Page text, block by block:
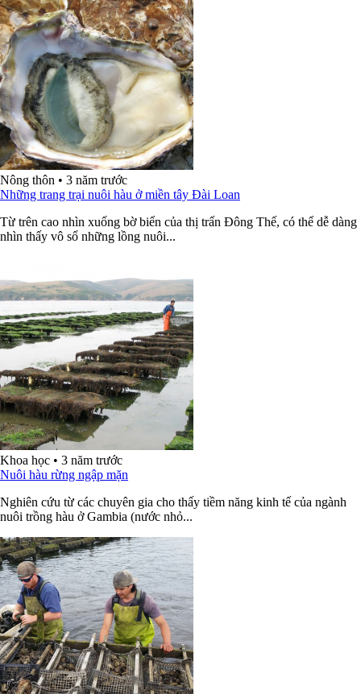
Nông thôn • 3 năm trước
Những trang trại nuôi hàu ở miền tây Đài Loan
Từ trên cao nhìn xuống bờ biển của thị trấn Đông Thế, có thể dễ dàng
nhìn thấy vô số những lồng nuôi...
Khoa học • 3 năm trước
Nuôi hàu rừng ngập mặn
Nghiên cứu từ các chuyên gia cho thấy tiềm năng kinh tế của ngành
nuôi trồng hàu ở Gambia (nước nhỏ...